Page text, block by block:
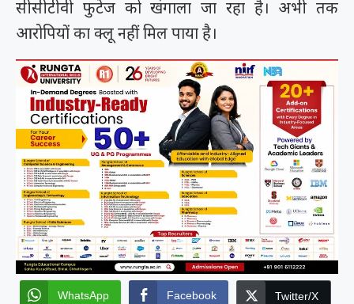
सीसीटीवी फुटेज को खंगाला जा रहा है। अभी तक
आरोपियों का क्लू नहीं मिल पाया है।
WhatsApp Facebook Twitter/X